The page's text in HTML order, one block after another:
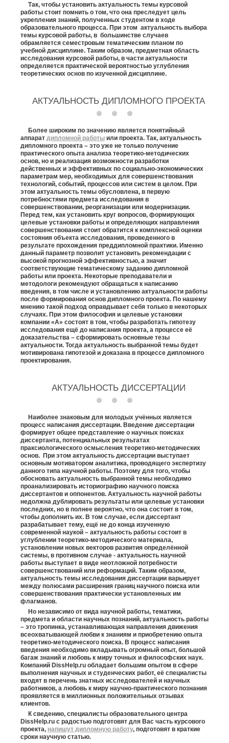
Так, чтобы установить актуальность темы курсовой
работы стоит помнить о том, что она преследует цель
укрепления знаний, полученных студентом в ходе
образовательного процесса. При этом актуальность выбора
темы курсовой работы, в большинстве случаев
обрамляется семестровым тематическим планом по
учебной дисциплине. Таким образом, предметная область
исследования курсовой работы, в части актуальности
определяется практической вероятностью углубления
теоретических основ по изученной дисциплине.
АКТУАЛЬНОСТЬ ДИПЛОМНОГО ПРОЕКТА
Более широким по значению является понятийный
аппарат дипломной работы или проекта. Так, актуальность
дипломного проекта – это уже не только получение
практического опыта анализа теоретико-методических
основ, но и реализация возможности разработки
действенных и эффективных по социально-экономических
параметрам мер, необходимых для совершенствования
технологий, событий, процессов или систем в целом. При
этом актуальность темы обусловлена, в первую
потребностями предмета исследования в
совершенствовании, реорганизации или модернизации.
Перед тем, как установить круг вопросов, формирующих
целевые установки работы и определяющих направления
совершенствования стоит обратится к комплексной оценки
состояния объекта исследования, проведенного в
результате прохождения преддипломной практики. Именно
данный параметр позволит установить рекомендации с
высокой прогнозной эффективностью, а значит
соответствующие тематическому заданию дипломной
работы или проекта. Некоторые преподаватели и
методологи рекомендуют обращаться к написанию
введения, в том числе и установлению актуальности работы
после формирования основ дипломного проекта. По нашему
мнению такой подход оправдывает себя только в некоторых
случаях. При этом философия и целевые установки
компании «А» состоят в том, чтобы разработать гипотезу
исследования ещё до написания проекта, а процессе её
доказательства – сформировать основные тезы
актуальности. Тогда актуальность выбранной темы будет
мотивирована гипотезой и доказана в процессе дипломного
проектирования.
АКТУАЛЬНОСТЬ ДИССЕРТАЦИИ
Наиболее знаковым для молодых учённых является
процесс написания диссертации. Введение диссертации
формирует общее представление о научных поисках
диссертанта, потенциальных результатах
праксиологического осмысления теоретико-методических
основ. При этом актуальность диссертации выступает
основным мотиватором аналитика, проводящего экспертизу
данного типа научной работы. Поэтому для того, чтобы
обосновать актуальность выбранной темы необходимо
проанализировать историографию научного поиска
диссертантов и оппонентов. Актуальность научной работы
недолжна дублировать результаты или целевые установки
последних, но в полнее вероятно, что она состоит в том,
чтобы дополнить их. В том случае, если диссертант
разрабатывает тему, ещё не до конца изученную
современной наукой – актуальность работы состоит в
углублении теоретико-методического материала,
установлении новых векторов развития определённой
системы, в противном случае - актуальность научной
работы выступает в виде неотложной потребности
совершенствований или реформаций. Таким образом,
актуальность темы исследования диссертации варьирует
между полюсами расширения границ научного поиска или
совершенствования практически установленных им
флагманов.
Но независимо от вида научной работы, тематики,
предмета и области научных познаний, актуальность работы
– это тропинка, устанавливающая направления движения
всеохватывающей любви к знаниям и приобретению опыта
теоретико-методического поиска. В процесс написания
введения необходимо вкладывать огромный опыт, большой
багаж знаний и любовь к миру точных и философских наук.
Компаний DissHelp.ru обладает большим опытом в сфере
выполнения научных и студенческих работ, её специалисты
входят в перечень знатных исследователей и научных
работников, а любовь к миру научно-практического познания
проявляется в миллионных положительных отзывах
клиентов.
К сведению, специалисты образовательного центра
DissHelp.ru c радостью подготовят для Вас часть курсового
проекта, напишут дипломную работу, подготовят в краткие
сроки научную статью.